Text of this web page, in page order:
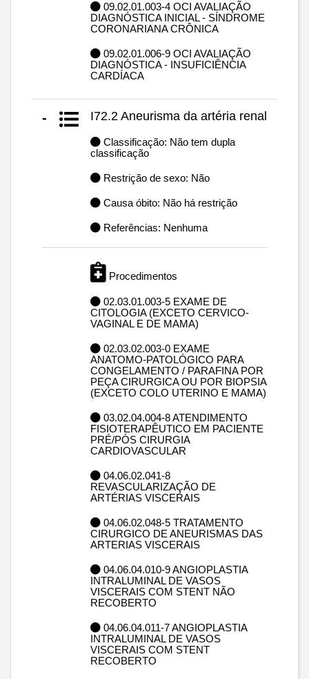
09.02.01.003-4 OCI AVALIAÇÃO
DIAGNÓSTICA INICIAL - SÍNDROME
CORONARIANA CRÔNICA
09.02.01.006-9 OCI AVALIAÇÃO
DIAGNÓSTICA - INSUFICIÊNCIA
CARDÍACA
- I72.2 Aneurisma da artéria renal
Classificação: Não tem dupla
classificação
Restrição de sexo: Não
Causa óbito: Não há restrição
Referências: Nenhuma
Procedimentos
02.03.01.003-5 EXAME DE
CITOLOGIA (EXCETO CERVICO-
VAGINAL E DE MAMA)
02.03.02.003-0 EXAME
ANATOMO-PATOLÓGICO PARA
CONGELAMENTO / PARAFINA POR
PEÇA CIRURGICA OU POR BIOPSIA
(EXCETO COLO UTERINO E MAMA)
03.02.04.004-8 ATENDIMENTO
FISIOTERAPÊUTICO EM PACIENTE
PRÉ/PÓS CIRURGIA
CARDIOVASCULAR
04.06.02.041-8
REVASCULARIZAÇÃO DE
ARTÉRIAS VISCERAIS
04.06.02.048-5 TRATAMENTO
CIRURGICO DE ANEURISMAS DAS
ARTERIAS VISCERAIS
04.06.04.010-9 ANGIOPLASTIA
INTRALUMINAL DE VASOS
VISCERAIS COM STENT NÃO
RECOBERTO
04.06.04.011-7 ANGIOPLASTIA
INTRALUMINAL DE VASOS
VISCERAIS COM STENT
RECOBERTO